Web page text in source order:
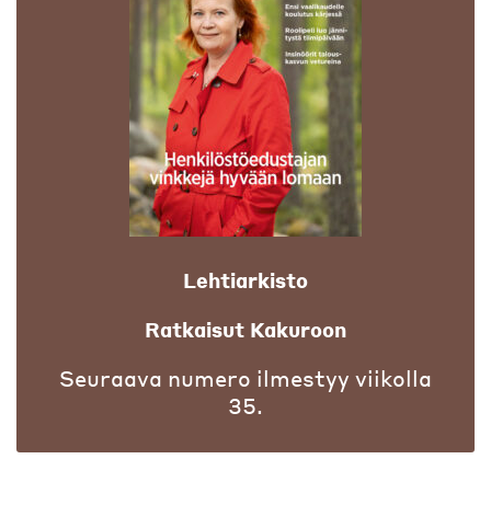
Lehtiarkisto
Ratkaisut Kakuroon
Seuraava numero ilmestyy viikolla
35.